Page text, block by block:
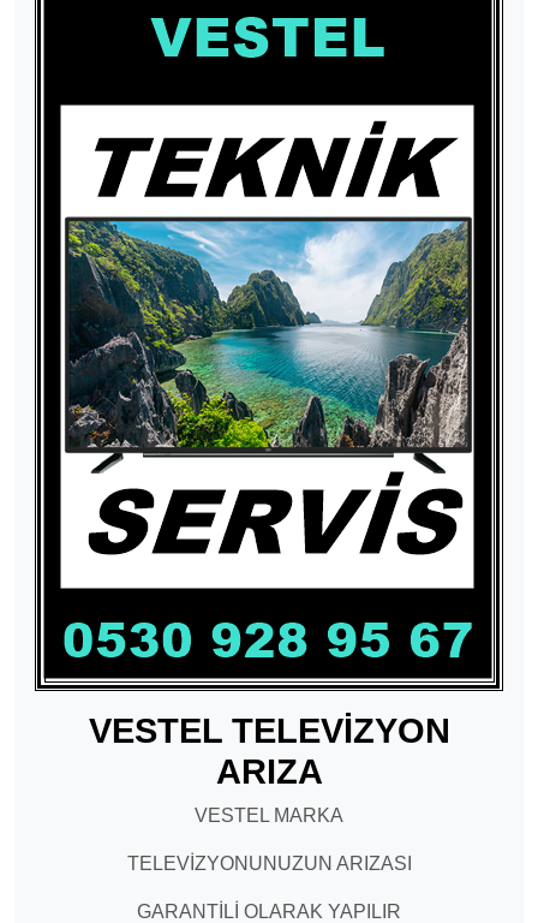
VESTEL TELEVİZYON
ARIZA
VESTEL MARKA
TELEVİZYONUNUZUN ARIZASI
GARANTİLİ OLARAK YAPILIR